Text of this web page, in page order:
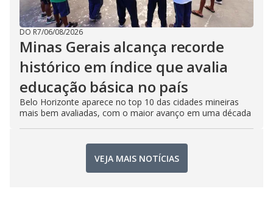
DO R7/06/08/2026
Minas Gerais alcança recorde
histórico em índice que avalia
educação básica no país
Belo Horizonte aparece no top 10 das cidades mineiras
mais bem avaliadas, com o maior avanço em uma década
VEJA MAIS NOTÍCIAS